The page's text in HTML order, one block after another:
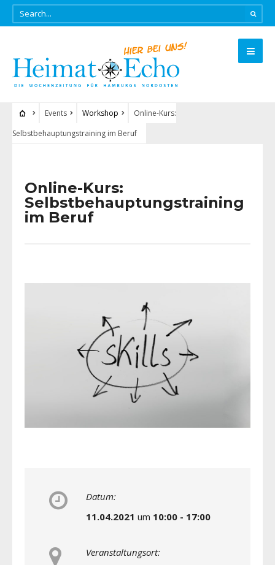
Events Workshop
Online-Kurs:
Selbstbehauptungstraining im Beruf
Online-Kurs:
Selbstbehauptungstraining
im Beruf
Datum:
11.04.2021 um 10:00 - 17:00
Veranstaltungsort: